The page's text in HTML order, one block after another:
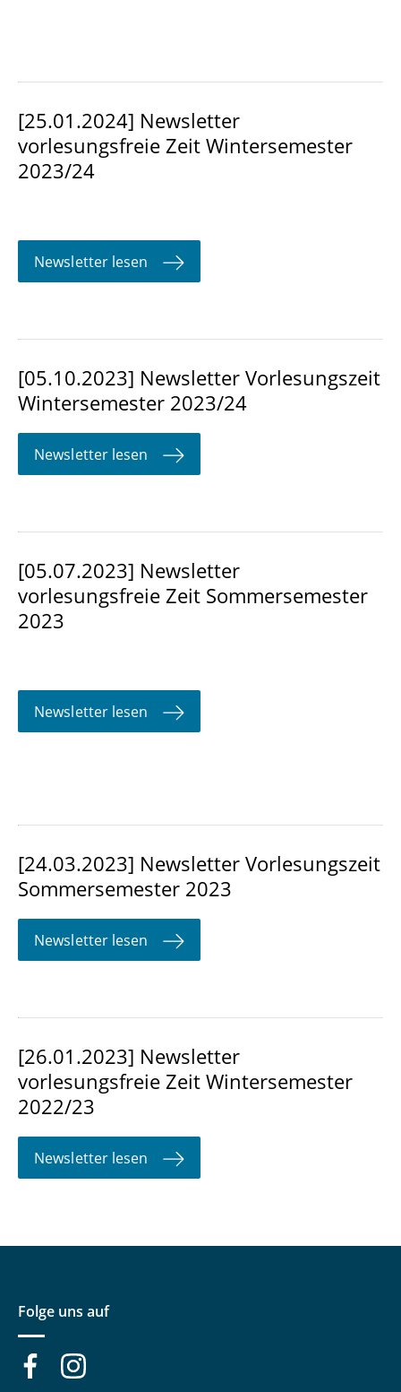
[25.01.2024] Newsletter
vorlesungsfreie Zeit Wintersemester
2023/24
Newsletter lesen
[05.10.2023] Newsletter Vorlesungszeit
Wintersemester 2023/24
Newsletter lesen
[05.07.2023] Newsletter
vorlesungsfreie Zeit Sommersemester
2023
Newsletter lesen
[24.03.2023] Newsletter Vorlesungszeit
Sommersemester 2023
Newsletter lesen
[26.01.2023] Newsletter
vorlesungsfreie Zeit Wintersemester
2022/23
Newsletter lesen
Folge uns auf